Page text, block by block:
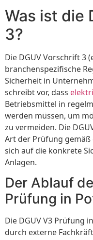
Was ist die
3?
Die DGUV Vorschrift 3
branchenspezifische
Sicherheit in
schreibt vor, dass
Betriebsmittel in
werden müssen, um
zu vermeiden. Die
Art der Prüfung
sich auf die konkrete
Anlagen.
Der Ablauf
Prüfung in
Die DGUV V3 Prüfung
durch externe